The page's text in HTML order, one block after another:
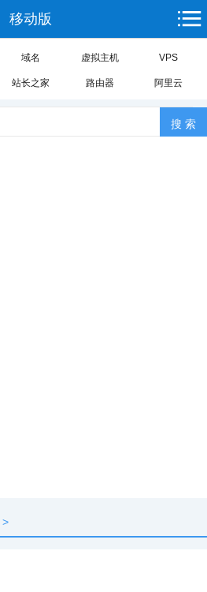
移动版
域名 虚拟主机 VPS
站长之家 路由器 阿里云
>